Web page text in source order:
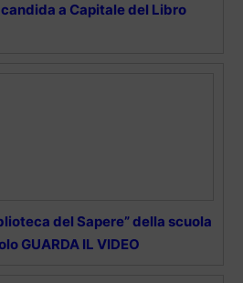
a Capitale del Libro
del Sapere” della scuola
GUARDA IL VIDEO